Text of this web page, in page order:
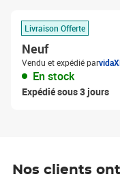
Livraison Offerte
Neuf
Vendu et expédié par
En stock
Expédié sous 3 jours
Nos clients